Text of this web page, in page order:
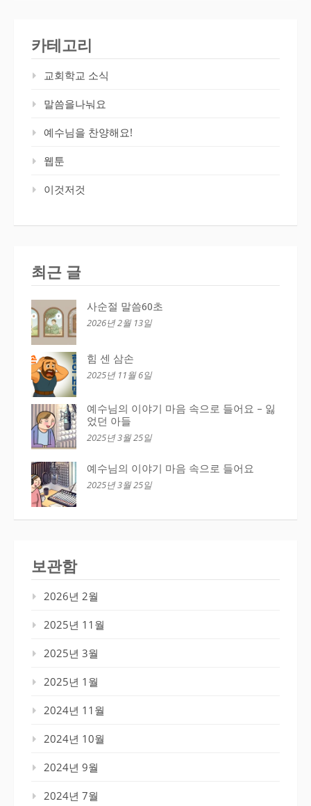
카테고리
교회학교 소식
말씀을나눠요
예수님을 찬양해요!
웹툰
이것저것
최근 글
사순절 말씀60초
2026년 2월 13일
힘 센 삼손
2025년 11월 6일
예수님의 이야기 마음 속으로 들어요 – 잃
었던 아들
2025년 3월 25일
예수님의 이야기 마음 속으로 들어요
2025년 3월 25일
보관함
2026년 2월
2025년 11월
2025년 3월
2025년 1월
2024년 11월
2024년 10월
2024년 9월
2024년 7월